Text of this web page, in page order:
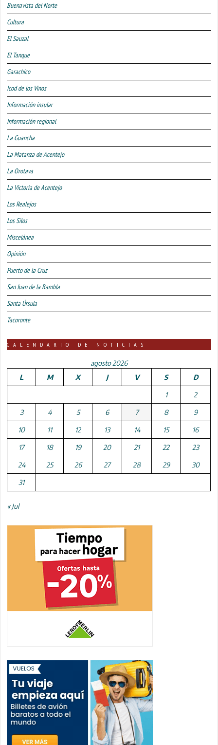
Buenavista del Norte
Cultura
El Sauzal
El Tanque
Garachico
Icod de los Vinos
Información insular
Información regional
La Guancha
La Matanza de Acentejo
La Orotava
La Victoria de Acentejo
Los Realejos
Los Silos
Miscelánea
Opinión
Puerto de la Cruz
San Juan de la Rambla
Santa Úrsula
Tacoronte
CALENDARIO DE NOTICIAS
agosto 2026
L
M X J V S D
1 2
3 4 5 6 7 8 9
10 11 12 13 14 15 16
17 18 19 20 21 22 23
24 25 26 27 28 29 30
31
« Jul